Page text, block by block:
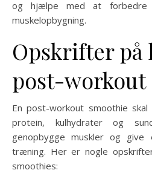
og hjælpe med at forbedre
muskelopbygning.
Opskrifter på
post-workout
En post-workout smoothie
protein, kulhydrater og
genopbygge muskler og
træning. Her er nogle
smoothies: